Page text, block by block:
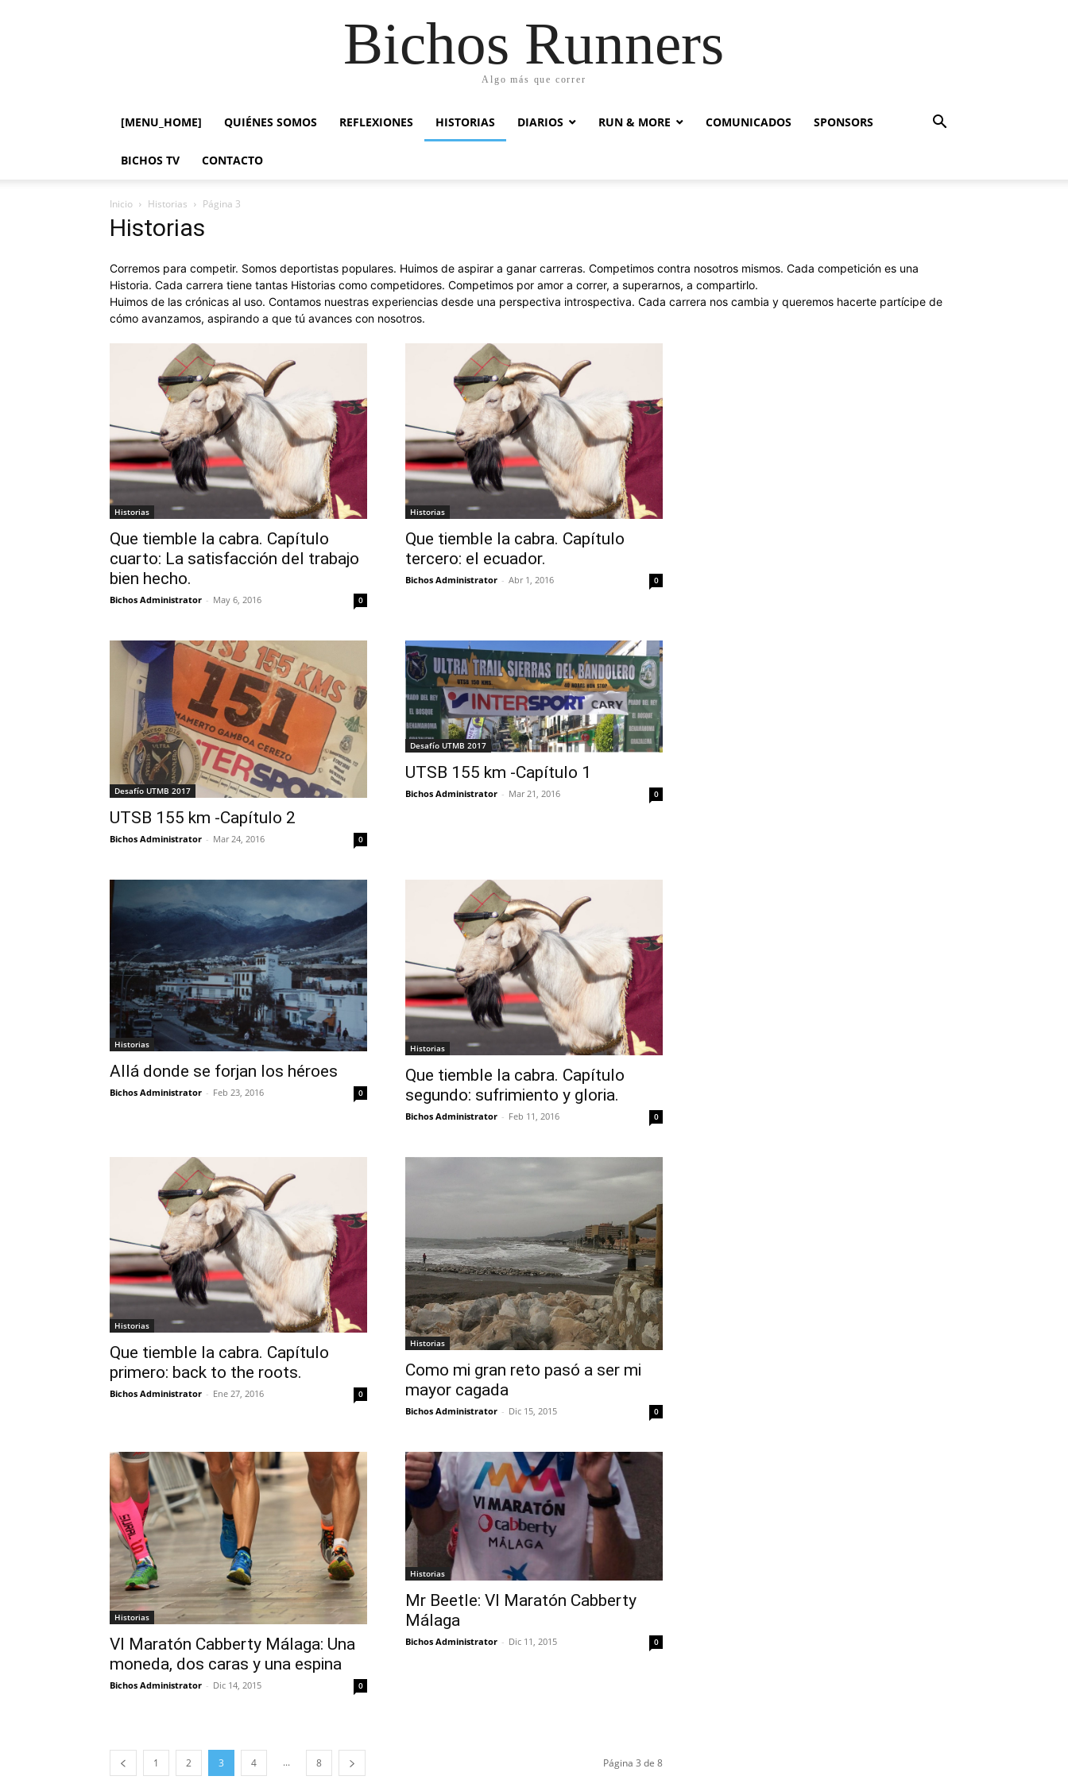
Bichos Runners
Algo más que correr
[MENU_HOME] QUIÉNES SOMOS REFLEXIONES HISTORIAS DIARIOS RUN & MORE COMUNICADOS SPONSORS
BICHOS TV CONTACTO
Inicio Historias Página 3
Historias
Corremos para competir. Somos deportistas populares. Huimos de aspirar a ganar carreras. Competimos contra nosotros mismos. Cada competición es una
Historia. Cada carrera tiene tantas Historias como competidores. Competimos por amor a correr, a superarnos, a compartirlo.
Huimos de las crónicas al uso. Contamos nuestras experiencias desde una perspectiva introspectiva. Cada carrera nos cambia y queremos hacerte partícipe de
cómo avanzamos, aspirando a que tú avances con nosotros.
Historias
Que tiemble la cabra. Capítulo
cuarto: La satisfacción del trabajo
bien hecho.
Bichos Administrator - May 6, 2016 0
Historias
Que tiemble la cabra. Capítulo
tercero: el ecuador.
Bichos Administrator - Abr 1, 2016 0
Desafío UTMB 2017
UTSB 155 km -Capítulo 2
Bichos Administrator - Mar 24, 2016 0
Desafío UTMB 2017
UTSB 155 km -Capítulo 1
Bichos Administrator - Mar 21, 2016 0
Historias
Allá donde se forjan los héroes
Bichos Administrator - Feb 23, 2016 0
Historias
Que tiemble la cabra. Capítulo
segundo: sufrimiento y gloria.
Bichos Administrator - Feb 11, 2016 0
Historias
Que tiemble la cabra. Capítulo
primero: back to the roots.
Bichos Administrator - Ene 27, 2016 0
Historias
Como mi gran reto pasó a ser mi
mayor cagada
Bichos Administrator - Dic 15, 2015 0
Historias
VI Maratón Cabberty Málaga: Una
moneda, dos caras y una espina
Bichos Administrator - Dic 14, 2015 0
Historias
Mr Beetle: VI Maratón Cabberty
Málaga
Bichos Administrator - Dic 11, 2015 0
1 2 3 4 ... 8 Página 3 de 8